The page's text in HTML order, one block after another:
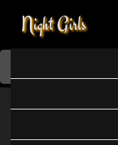
Night Girls